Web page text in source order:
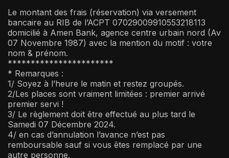
Le montant des frais (réservation) via versement
bancaire au RIB de l’ACPT 07029009910553218113
domicilié à Amen Bank, agence centre urbain nord (Av
07 Novembre 1987) avec la mention du motif : votre
nom & prénom.
***********************
* Remarques :
1/ Soyez à l’heure le matin et restez groupés.
2/Les places sont vraiment limitées : premier arrivé
premier servi !
3/ Le règlement doit être effectué au plus tard le
Samedi 07 Décembre 2024.
4/ en cas d’annulation l’avance n’est pas
remboursable sauf si vous êtes remplacé par une
autre personne.